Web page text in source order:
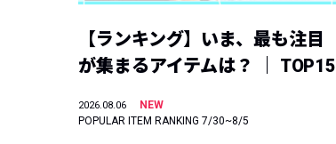
【ランキング】いま、最も注目
が集まるアイテムは？ ｜ TOP15
2026.08.06
NEW
POPULAR ITEM RANKING 7/30~8/5